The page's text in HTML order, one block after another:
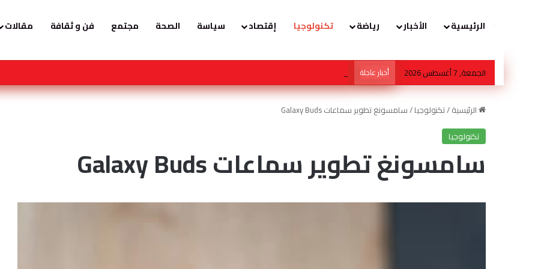
الرئيسية الأخبار رياضة تكنولوجيا إقتصاد سياسة الصحة مجتمع فن و ثقافة مقالات
الجمعة, 7 أغسطس 2026 أخبار عاجلة ولي العهد في قلب عاصفة افتعلها كابرانات ومخابرات الجزائر ، وهذا رد المغاربة الاحرار .
الرئيسية/تكنولوجيا/سامسونغ تطوير سماعات Galaxy Buds
تكنولوجيا
سامسونغ تطوير سماعات Galaxy Buds